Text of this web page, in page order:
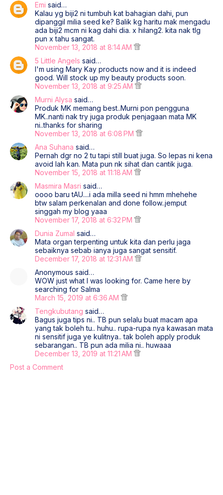
Emi said…
Kalau yg biji2 ni tumbuh kat bahagian dahi, pun
dipanggil milia seed ke? Balik kg haritu mak mengadu
ada biji2 mcm ni kag dahi dia. x hilang2. kita nak tlg
pun x tahu sangat.
November 13, 2018 at 8:14 AM
5 Little Angels said…
I'm using Mary Kay products now and it is indeed
good. Will stock up my beauty products soon.
November 13, 2018 at 9:25 AM
Murni Alysa said…
Produk MK memang best..Murni pon pengguna
MK..nanti nak try juga produk penjagaan mata MK
ni..thanks for sharing
November 13, 2018 at 6:08 PM
Ana Suhana said…
Pernah dgr no 2 tu tapi still buat juga. So lepas ni kena
avoid lah kan. Mata pun nk sihat dan cantik juga.
November 15, 2018 at 11:18 AM
Masmira Masri said…
oooo baru tAU....i ada milla seed ni hmm mhehehe
btw salam perkenalan and done follow..jemput
singgah my blog yaaa
November 17, 2018 at 6:32 PM
Dunia Zumal said…
Mata organ terpenting untuk kita dan perlu jaga
sebaiknya sebab ianya juga sangat sensitif.
December 17, 2018 at 12:31 AM
Anonymous said…
WOW just what I was looking for. Came here by
searching for Salma
March 15, 2019 at 6:36 AM
Tengkubutang said…
Bagus juga tips ni.. TB pun selalu buat macam apa
yang tak boleh tu.. huhu.. rupa-rupa nya kawasan mata
ni sensitif juga ye kulitnya.. tak boleh apply produk
sebarangan.. TB pun ada milia ni.. huwaaa
December 13, 2019 at 11:21 AM
Post a Comment